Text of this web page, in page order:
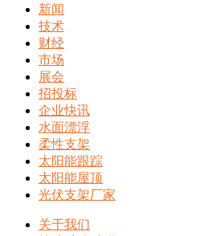
新闻
技术
财经
市场
展会
招投标
企业快讯
水面漂浮
柔性支架
太阳能跟踪
太阳能屋顶
光伏支架厂家
关于我们